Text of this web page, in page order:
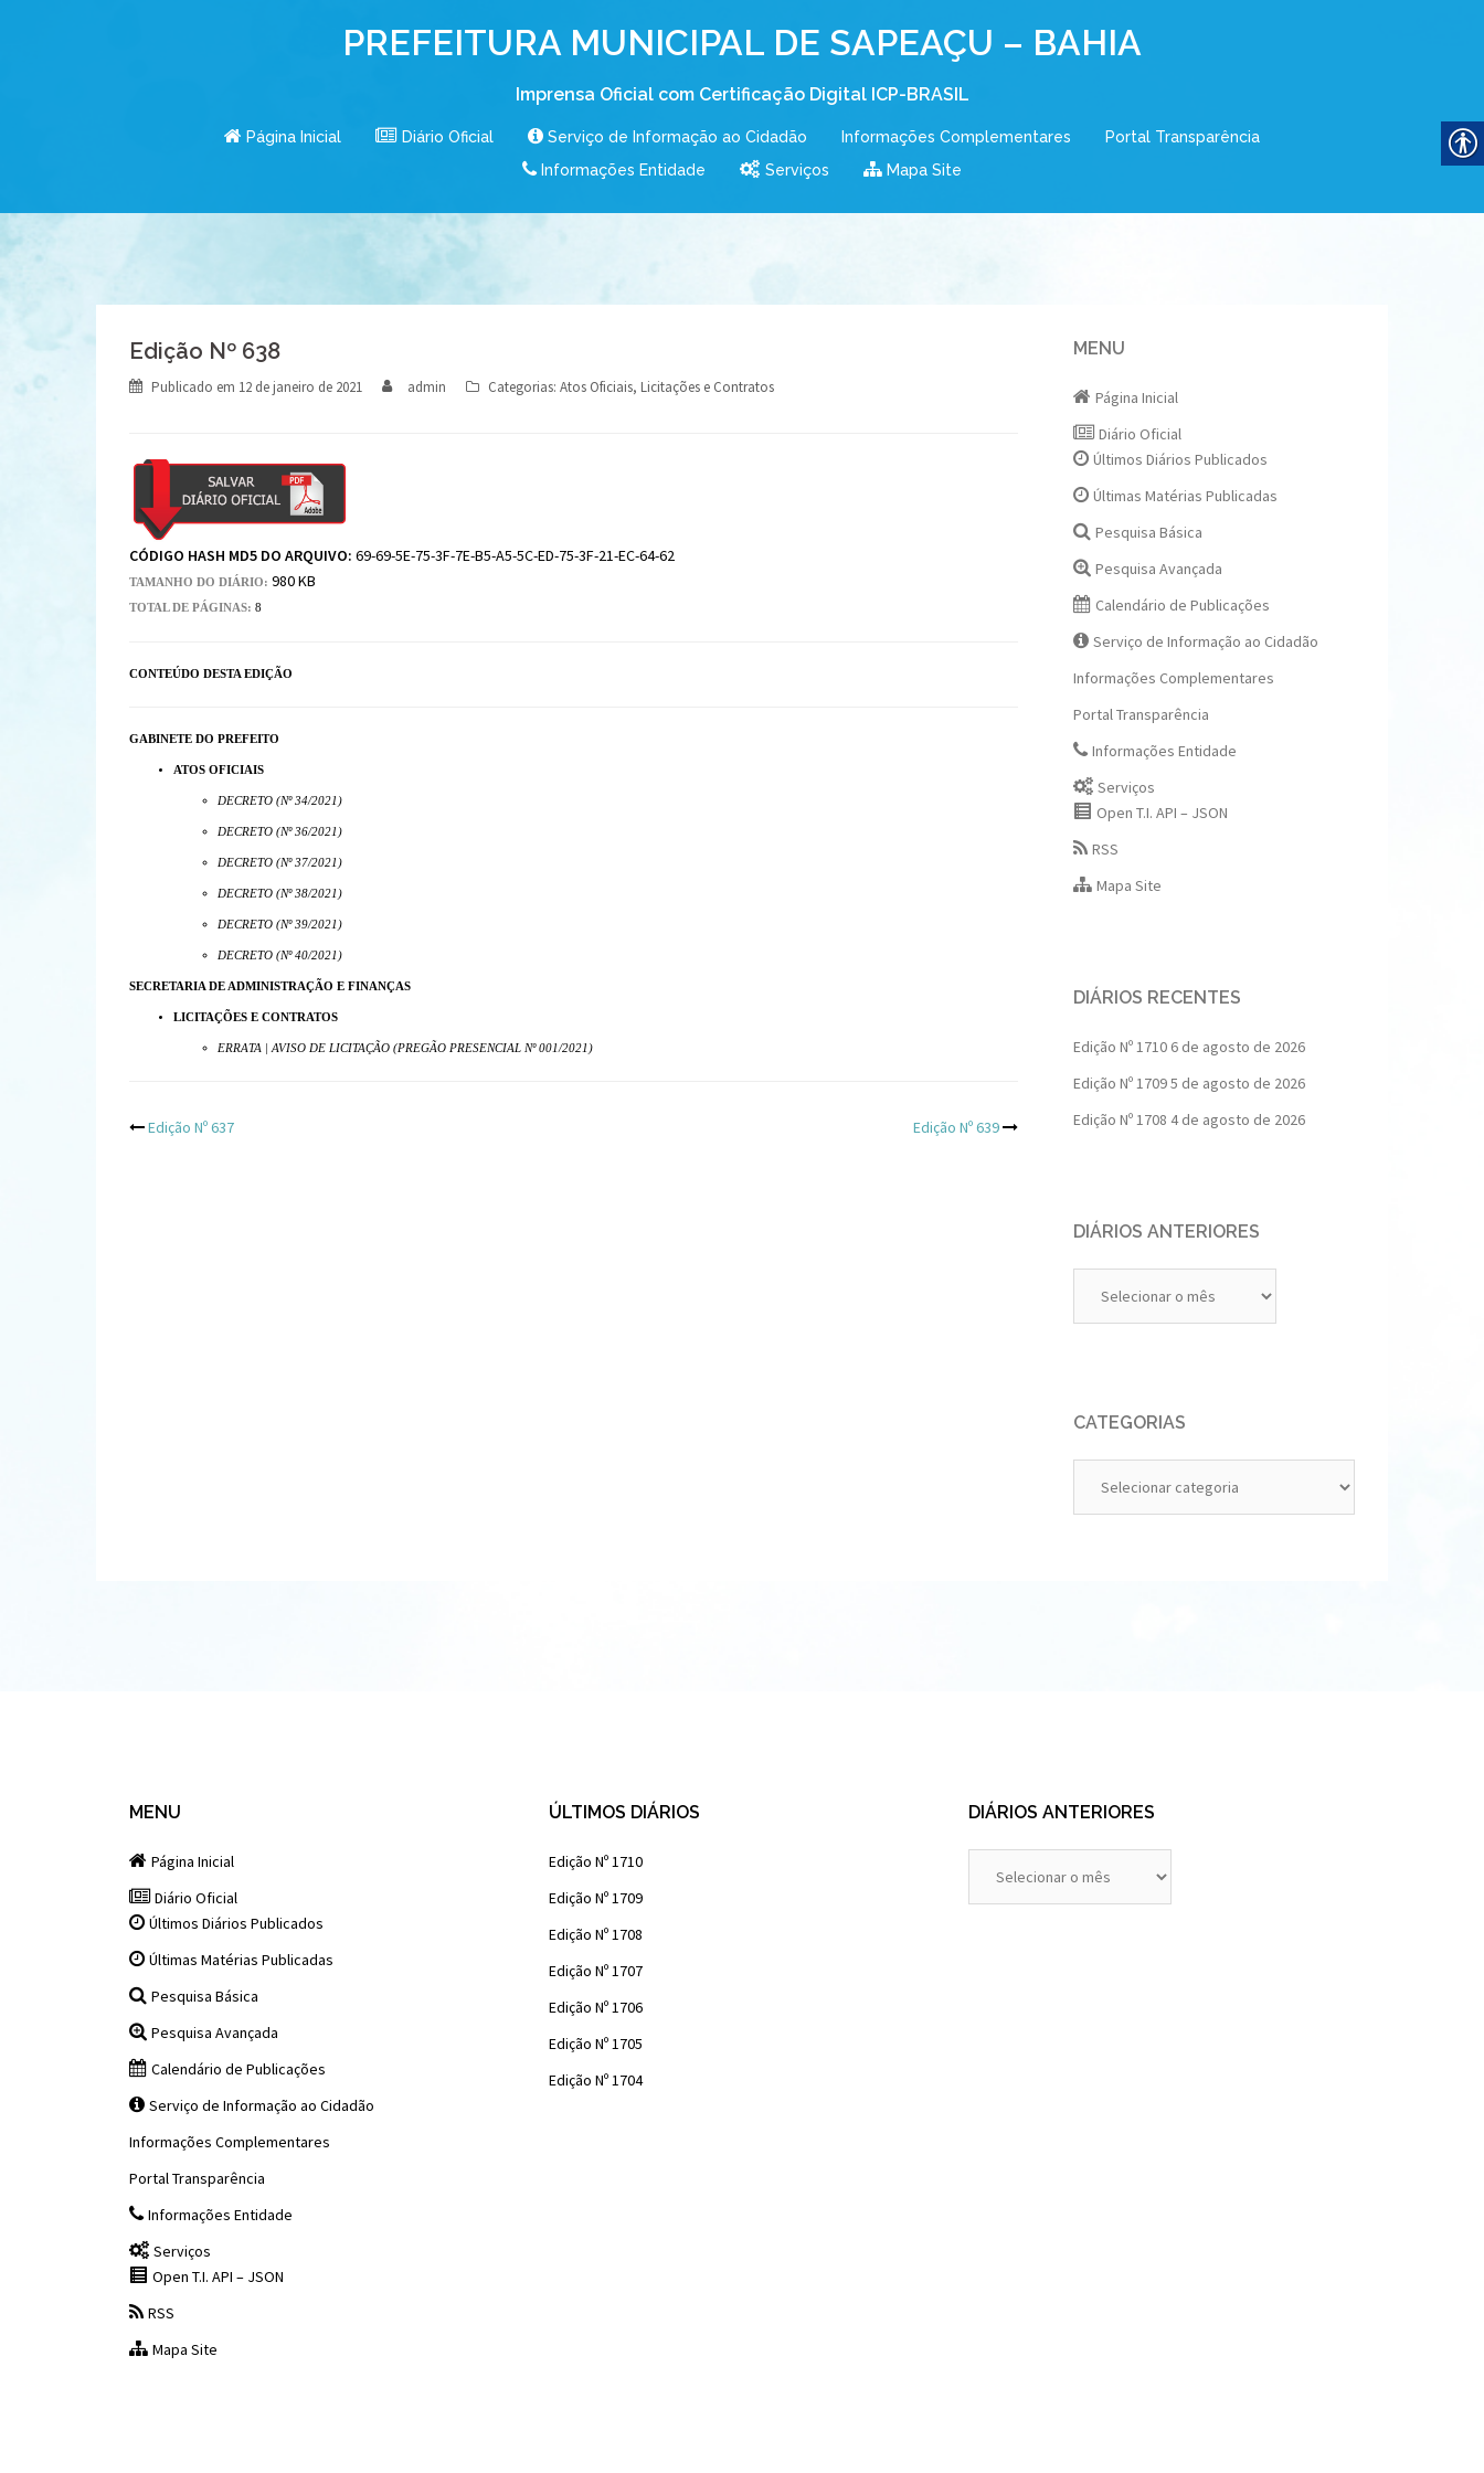
PREFEITURA MUNICIPAL DE SAPEAÇU – BAHIA
Imprensa Oficial com Certificação Digital ICP-BRASIL
Página Inicial Diário Oficial Serviço de Informação ao Cidadão Informações Complementares
Portal Transparência
Informações Entidade
Serviços Mapa Site
Edição Nº 638
Publicado em 12 de janeiro de 2021 admin Categorias: Atos Oficiais, Licitações e Contratos
CÓDIGO HASH MD5 DO ARQUIVO: 69-69-5E-75-3F-7E-B5-A5-5C-ED-75-3F-21-EC-64-62
TAMANHO DO DIÁRIO: 980 KB
TOTAL DE PÁGINAS: 8
CONTEÚDO DESTA EDIÇÃO
GABINETE DO PREFEITO
ATOS OFICIAIS
DECRETO (Nº 34/2021)
DECRETO (Nº 36/2021)
DECRETO (Nº 37/2021)
DECRETO (Nº 38/2021)
DECRETO (Nº 39/2021)
DECRETO (Nº 40/2021)
SECRETARIA DE ADMINISTRAÇÃO E FINANÇAS
LICITAÇÕES E CONTRATOS
ERRATA | AVISO DE LICITAÇÃO (PREGÃO PRESENCIAL Nº 001/2021)
Post
Edição Nº 637 Edição Nº 639
MENU
Página Inicial
Diário Oficial
Últimos Diários Publicados
Últimas Matérias Publicadas
Pesquisa Básica
Pesquisa Avançada
Calendário de Publicações
Serviço de Informação ao Cidadão
Informações Complementares
Portal Transparência
Informações Entidade
Serviços
Open T.I. API – JSON
RSS
Mapa Site
DIÁRIOS RECENTES
Edição Nº 1710 6 de agosto de 2026
Edição Nº 17095 de agosto de 2026
Edição Nº 1708 4 de agosto de 2026
DIÁRIOS ANTERIORES
Anteriores
CATEGORIAS
MENU
Página Inicial
Diário Oficial
Últimos Diários Publicados
Últimas Matérias Publicadas
Pesquisa Básica
Pesquisa Avançada
Calendário de Publicações
Serviço de Informação ao Cidadão
Informações Complementares
Portal Transparência
Informações Entidade
Serviços
Open T.I. API – JSON
RSS
Mapa Site
ÚLTIMOS DIÁRIOS
Edição Nº 1710
Edição Nº 1709
Edição Nº 1708
Edição Nº 1707
Edição Nº 1706
Edição Nº 1705
Edição Nº 1704
DIÁRIOS ANTERIORES
Anteriores